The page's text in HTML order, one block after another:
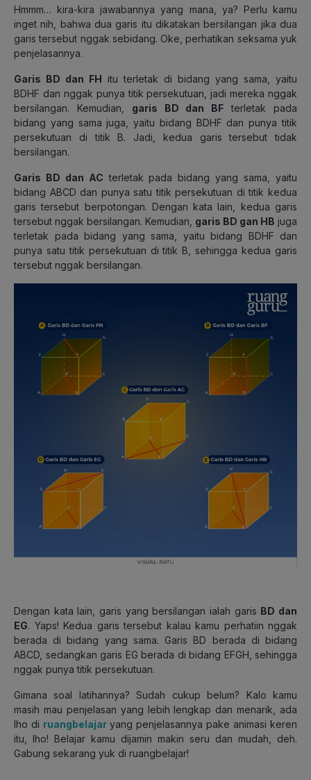
Hmmm… kira-kira jawabannya yang mana, ya? Perlu kamu
inget nih, bahwa dua garis itu dikatakan bersilangan jika dua
garis tersebut nggak sebidang. Oke, perhatikan seksama yuk
penjelasannya.
Garis BD dan FH itu terletak di bidang yang sama, yaitu
BDHF dan nggak punya titik persekutuan, jadi mereka nggak
bersilangan. Kemudian, garis BD dan BF terletak pada
bidang yang sama juga, yaitu bidang BDHF dan punya titik
persekutuan di titik B. Jadi, kedua garis tersebut tidak
bersilangan.
Garis BD dan AC terletak pada bidang yang sama, yaitu
bidang ABCD dan punya satu titik persekutuan di titik kedua
garis tersebut berpotongan. Dengan kata lain, kedua garis
tersebut nggak bersilangan. Kemudian, garis BD gan HB juga
terletak pada bidang yang sama, yaitu bidang BDHF dan
punya satu titik persekutuan di titik B, sehingga kedua garis
tersebut nggak bersilangan.
Dengan kata lain, garis yang bersilangan ialah garis BD dan
EG. Yaps! Kedua garis tersebut kalau kamu perhatiin nggak
berada di bidang yang sama. Garis BD berada di bidang
ABCD, sedangkan garis EG berada di bidang EFGH, sehingga
nggak punya titik persekutuan.
Gimana soal latihannya? Sudah cukup belum? Kalo kamu
masih mau penjelasan yang lebih lengkap dan menarik, ada
lho di ruangbelajar yang penjelasannya pake animasi keren
itu, lho! Belajar kamu dijamin makin seru dan mudah, deh.
Gabung sekarang yuk di ruangbelajar!